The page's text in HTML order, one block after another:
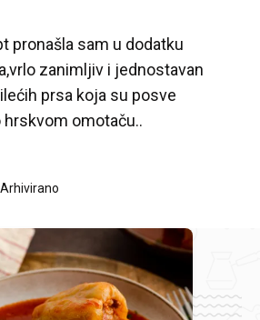
pronašla sam u dodatku
zanimljiv i jednostavan
prsa koja su posve
hrskvom omotaču..
Arhivirano